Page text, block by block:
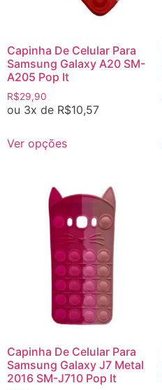
Capinha De Celular Para
Samsung Galaxy A20 SM-
A205 Pop It
R$29,90
ou 3x de R$10,57
Ver opções
Capinha De Celular Para
Samsung Galaxy J7 Metal
2016 SM-J710 Pop It